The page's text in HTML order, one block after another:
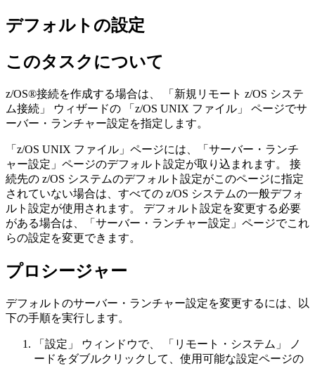
デフォルトの設定
このタスクについて
z/OS®接続を作成する場合は、
「新規リモート z/OS システ
ム接続」
ウィザードの 「z/OS UNIX ファイル」
ページでサ
ーバー・ランチャー設定を指定します。
「z/OS UNIX ファイル」 ページには、
「サーバー・ランチ
ャー設定」 ページのデフォルト設定が取り込まれます。 接
続先の z/OS システムのデフォルト設定がこのページに指定
されていない場合は、すべての z/OS システムの一般デフォ
ルト設定が使用されます。 デフォルト設定を変更する必要
がある場合は、
「サーバー・ランチャー設定」 ページでこれ
らの設定を変更できます。
プロシージャー
デフォルトのサーバー・ランチャー設定を変更するには、以
下の手順を実行します。
「設定」 ウィンドウで、 「リモート・システム」
ノ
ードをダブルクリックして、使用可能な設定ページの